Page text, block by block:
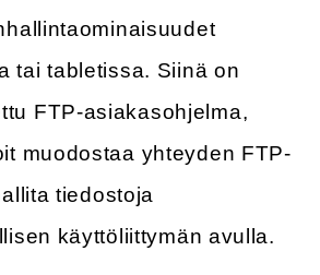
tai tabletissa. Siinä on
FTP-asiakasohjelma,
muodostaa yhteyden FTP-
tiedostoja
käyttöliittymän avulla.